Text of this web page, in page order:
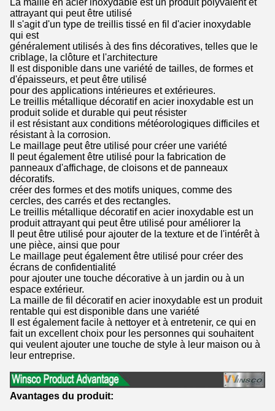
attrayant qui peut être utilisé
Il s'agit d'un type de treillis tissé en fil d'acier inoxydable
qui est
généralement utilisés à des fins décoratives, telles que le
criblage, la clôture et l'architecture
Il est disponible dans une variété de tailles, de formes et
d'épaisseurs, et peut être utilisé
pour des applications intérieures et extérieures.
Le treillis métallique décoratif en acier inoxydable est un
produit solide et durable qui peut résister
il est résistant aux conditions météorologiques difficiles et
résistant à la corrosion.
Le maillage peut être utilisé pour créer une variété
Il peut également être utilisé pour la fabrication de
panneaux d'affichage, de cloisons et de panneaux
décoratifs.
créer des formes et des motifs uniques, comme des
cercles, des carrés et des rectangles.
Le treillis métallique décoratif en acier inoxydable est un
produit attrayant qui peut être utilisé pour améliorer la
Il peut être utilisé pour ajouter de la texture et de l'intérêt à
une pièce, ainsi que pour
Le maillage peut également être utilisé pour créer des
écrans de confidentialité
pour ajouter une touche décorative à un jardin ou à un
espace extérieur.
La maille de fil décoratif en acier inoxydable est un produit
rentable qui est disponible dans une variété
Il est également facile à nettoyer et à entretenir, ce qui en
fait un excellent choix pour les personnes qui souhaitent
qui veulent ajouter une touche de style à leur maison ou à
leur entreprise.
Avantages du produit: